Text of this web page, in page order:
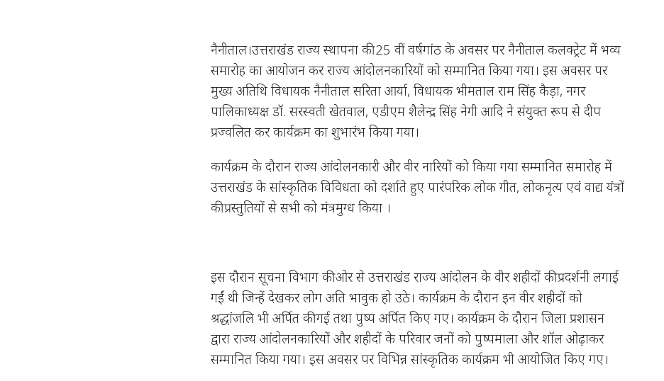
नैनीताल।उत्तराखंड राज्य स्थापना की 25 वीं वर्षगांठ के अवसर पर नैनीताल कलक्ट्रेट में भव्य
समारोह का आयोजन कर राज्य आंदोलनकारियों को सम्मानित किया गया। इस अवसर पर
मुख्य अतिथि विधायक नैनीताल सरिता आर्या, विधायक भीमताल राम सिंह कैड़ा, नगर
पालिकाध्यक्ष डॉ. सरस्वती खेतवाल, एडीएम शैलेन्द्र सिंह नेगी आदि ने संयुक्त रूप से दीप
प्रज्वलित कर कार्यक्रम का शुभारंभ किया गया।
कार्यक्रम के दौरान राज्य आंदोलनकारी और वीर नारियों को किया गया सम्मानित समारोह में
उत्तराखंड के सांस्कृतिक विविधता को दर्शाते हुए पारंपरिक लोक गीत, लोकनृत्य एवं वाद्य यंत्रों
की प्रस्तुतियों से सभी को मंत्रमुग्ध किया ।
इस दौरान सूचना विभाग की ओर से उत्तराखंड राज्य आंदोलन के वीर शहीदों की प्रदर्शनी लगाई
गईं थी जिन्हें देखकर लोग अति भावुक हो उठे। कार्यक्रम के दौरान इन वीर शहीदों को
श्रद्धांजलि भी अर्पित की गई तथा पुष्प अर्पित किए गए। कार्यक्रम के दौरान जिला प्रशासन
द्वारा राज्य आंदोलनकारियों और शहीदों के परिवार जनों को पुष्पमाला और शॉल ओढ़ाकर
सम्मानित किया गया। इस अवसर पर विभिन्न सांस्कृतिक कार्यक्रम भी आयोजित किए गए।